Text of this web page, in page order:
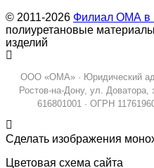
© 2011-2026 Филиал ОМА в
полиуретановые
изделий
ООО «ОМА» · Юридический
Ростов-на-Дону, ул.
616801001 · ОГРН
Сделать изображения
Цветовая схема сайта